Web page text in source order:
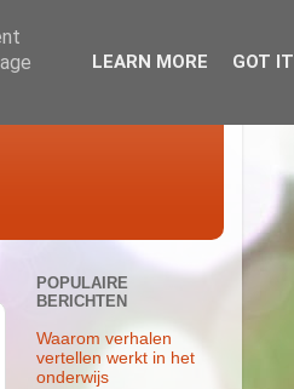
POPULAIRE
BERICHTEN
Waarom verhalen
vertellen werkt in het
onderwijs
LEARN MORE GOT IT